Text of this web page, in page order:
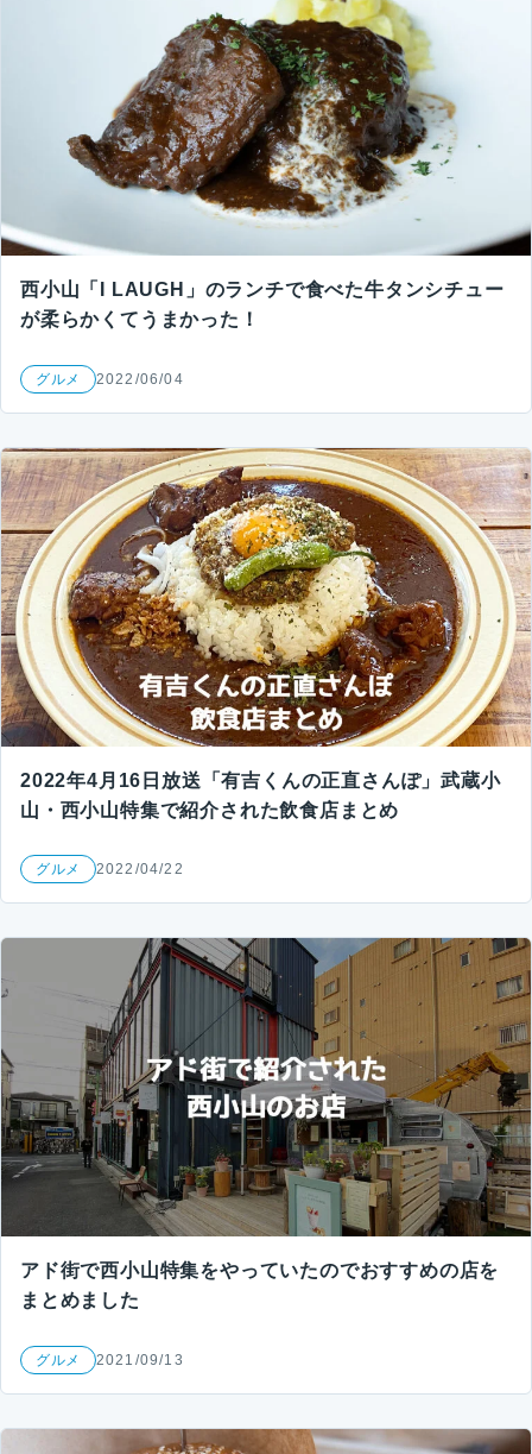
西小山「I LAUGH」のランチで食べた牛タンシチュー
が柔らかくてうまかった！
グルメ 2022/06/04
2022年4月16日放送「有吉くんの正直さんぽ」武蔵小
山・西小山特集で紹介された飲食店まとめ
グルメ 2022/04/22
アド街で西小山特集をやっていたのでおすすめの店を
まとめました
グルメ 2021/09/13